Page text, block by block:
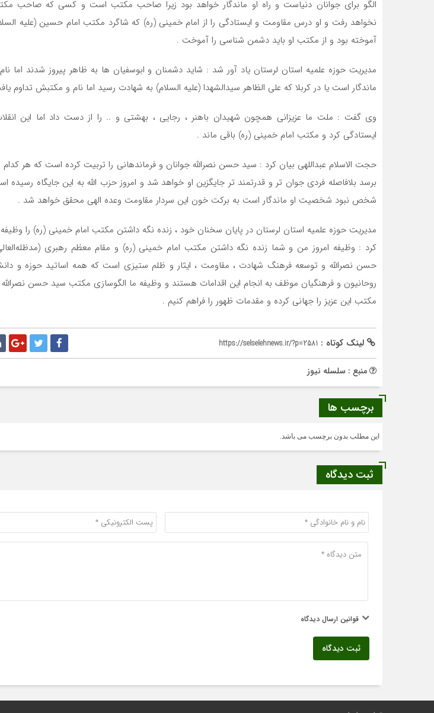
الگو برای جوانان دنیاست و راه او ماندگار خواهد بود زیرا صاحب مکتب است و کسی که صاحب
نخواهد رفت ‌و او درس مقاومت و ایستادگی را از امام خمینی (ره) که شاگرد مکتب امام حسین (علیه
آموخته بود و از مکتب او باید دشمن شناسی را آموخت .
مدیریت حوزه علمیه استان لرستان یاد آور شد : شاید دشمنان و ابوسفیان ها به ظاهر پیروز شدند اما نام
ماندگار است یا در کربلا که علی الظاهر سیدالشهدا (علیه السلام) به شهادت رسید اما نام و مکتبش تداوم
وی گفت : ملت ما عزیزانی همچون شهیدان باهنر ، رجایی ، بهشتی و .. را از دست داد اما این
ایستادگی کرد و مکتب امام خمینی (ره) باقی ماند .
حجت الاسلام عبداللهی بیان کرد : سید حسن نصرالله جوانان و فرماندهانی را تربیت کرده است که هر کدام
برسد بلافاصله فردی جوان تر و قدرتمند تر جایگزین او خواهد شد و امروز حزب الله به این جایگاه رسیده
شخص نبود شخصیت او ماندگار است به برکت خون این سردار مقاومت وعده الهی محقق خواهد شد .
مدیریت حوزه علمیه استان لرستان در پایان سخنان خود ، زنده نگه داشتن مکتب امام خمینی (ره) را
کرد : وظیفه امروز من و شما زنده نگه داشتن مکتب امام خمینی (ره) و مقام معظم رهبری
حسن نصرالله و توسعه فرهنگ شهادت ، مقاومت ، ایثار و ظلم ستیزی است که همه اساتید حوزه و
روحانیون و فرهنگیان موظف به انجام این اقدامات هستند و وظیفه ما الگوسازی مکتب سید حسن نصرالله
مکتب این عزیز را جهانی کرده و مقدمات ظهور را فراهم کنیم .
لینک کوتاه : https://selselehnews.ir/?p=2581
منبع : سلسله نیوز
برچسب ها
این مطلب بدون برچسب می باشد.
ثبت دیدگاه
قوانین ارسال دیدگاه
ثبت دیدگاه